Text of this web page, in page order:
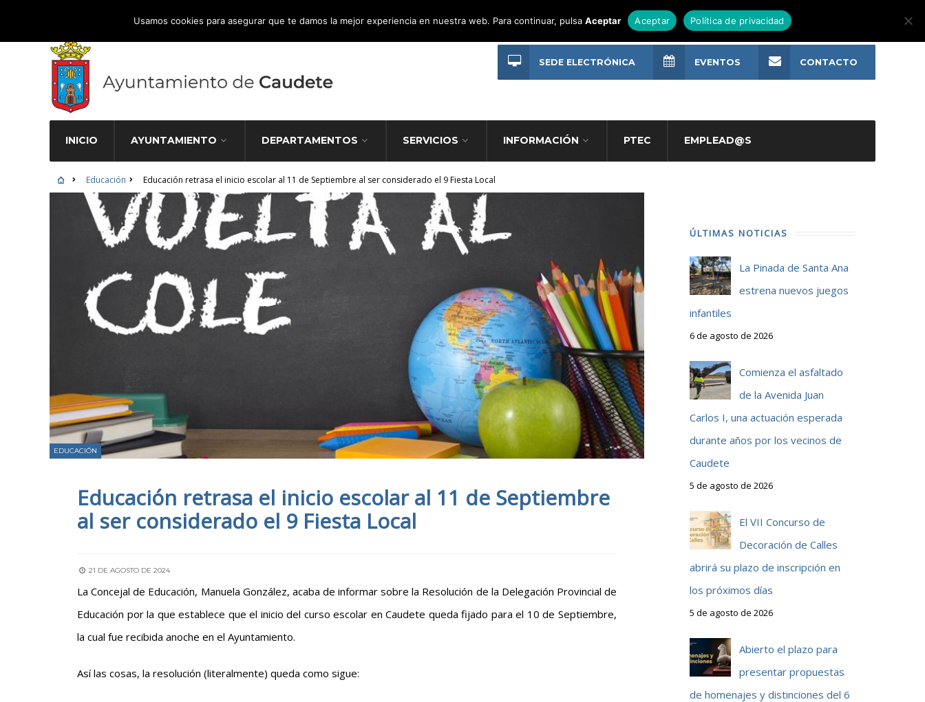
Atención Ciudadana 965 827 000
INICIO AYUNTAMIENTO DEPARTAMENTOS SERVICIOS INFORMACIÓN PTEC EMPLEAD@S
SEDE ELECTRÓNICA EVENTOS CONTACTO
Educación Educación retrasa el inicio escolar al 11 de Septiembre al ser considerado el 9 Fiesta Local
EDUCACIÓN
Educación retrasa el inicio escolar al 11 de Septiembre
al ser considerado el 9 Fiesta Local
21 DE AGOSTO DE 2024
La Concejal de Educación, Manuela González, acaba de informar sobre la Resolución de la Delegación Provincial de
Educación por la que establece que el inicio del curso escolar en Caudete queda fijado para el 10 de Septiembre,
la cual fue recibida anoche en el Ayuntamiento.
Así las cosas, la resolución (literalmente) queda como sigue:
ÚLTIMAS NOTICIAS
La Pinada de Santa Ana
estrena nuevos juegos
infantiles
6 de agosto de 2026
Comienza el asfaltado
de la Avenida Juan
Carlos I, una actuación esperada
durante años por los vecinos de
Caudete
5 de agosto de 2026
El VII Concurso de
Decoración de Calles
abrirá su plazo de inscripción en
los próximos días
5 de agosto de 2026
Abierto el plazo para
presentar propuestas
de homenajes y distinciones del 6
Usamos cookies para asegurar que te damos la mejor experiencia en nuestra web. Para continuar, pulsaAceptar Aceptar Política de privacidad